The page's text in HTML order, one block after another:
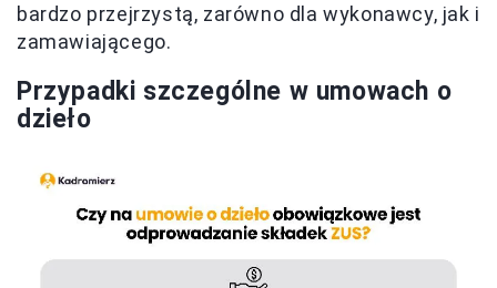
bardzo przejrzystą, zarówno dla wykonawcy, jak i
zamawiającego.
Przypadki szczególne w umowach o
dzieło